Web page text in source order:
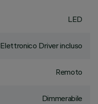
LED
Elettronico Driver incluso
Remoto
Dimmerabile